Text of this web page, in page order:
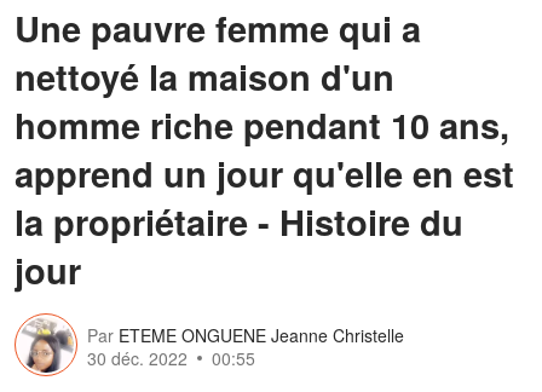
Une pauvre femme qui a
nettoyé la maison d'un
homme riche pendant 10 ans,
apprend un jour qu'elle en est
la propriétaire - Histoire du
jour
Par ETEME ONGUENE Jeanne Christelle
30 déc. 2022
00:55